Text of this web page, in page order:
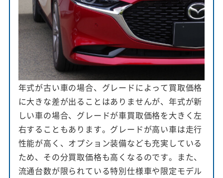
年式が古い車の場合、グレードによって買取価格
に大きな差が出ることはありませんが、年式が新
しい車の場合、グレードが車買取価格を大きく左
右することもあります。グレードが高い車は走行
性能が高く、オプション装備なども充実している
ため、その分買取価格も高くなるのです。また、
流通台数が限られている特別仕様車や限定モデル